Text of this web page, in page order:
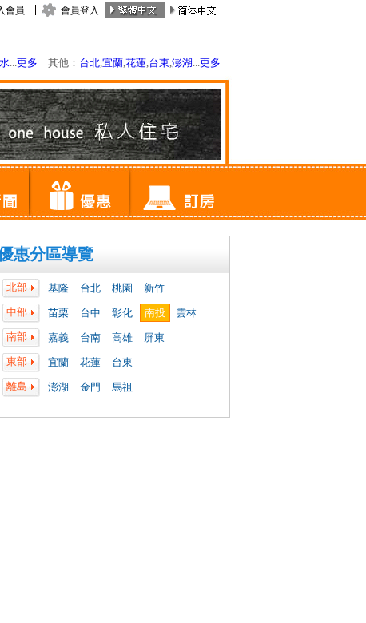
會員 會員登入
...更多 其他： 台北,宜蘭,花蓮,台東,澎湖...更多
惠分區導覽
北部 基隆 台北 桃園
新竹
中部
苗栗 台中 彰化 南投
雲林
南部
嘉義 台南 高雄
屏東
東部
宜蘭 花蓮
台東
離島
澎湖 金門 馬祖